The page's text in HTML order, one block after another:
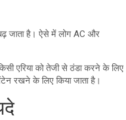
जाता है। ऐसे में लोग AC और
एरिया को तेजी से ठंडा करने के लिए
रखने के लिए किया जाता है।